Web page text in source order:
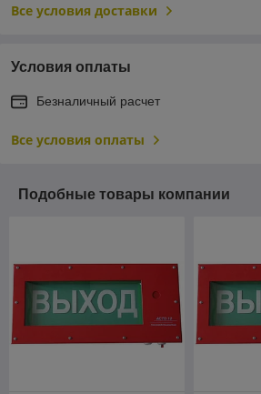
Все условия доставки
Условия оплаты
Безналичный расчет
Все условия оплаты
Подобные товары компании